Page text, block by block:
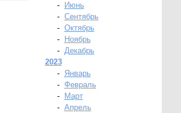
-
Июнь
- Сентябрь
- Октябрь
-
Ноябрь
- Декабрь
2023
-
Январь
- Февраль
-
Март
- Апрель